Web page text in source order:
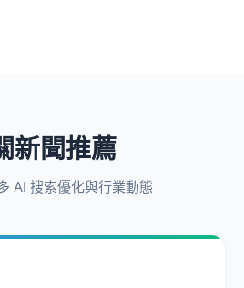
新聞推薦
AI 搜索優化與行業動態